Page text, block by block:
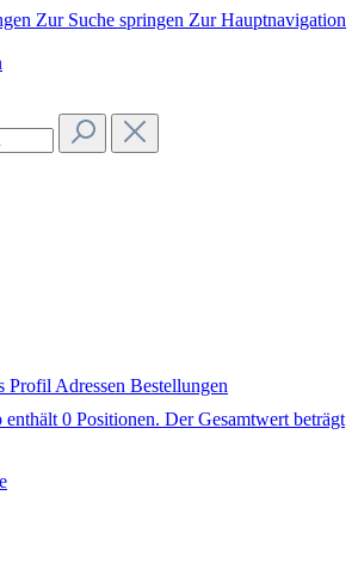
Zur Suche springen Zur Hauptnavigation
Profil Adressen Bestellungen
enthält 0 Positionen. Der Gesamtwert beträgt